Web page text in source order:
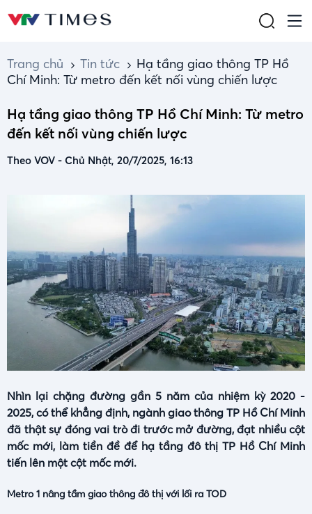
Trang chủ Tin tức
Hạ tầng giao thông TP Hồ
Chí Minh: Từ metro đến kết nối vùng chiến lược
Hạ tầng giao thông TP Hồ Chí Minh: Từ metro
đến kết nối vùng chiến lược
Theo VOV - Chủ Nhật, 20/7/2025, 16:13
Nhìn lại chặng đường gần 5 năm của nhiệm kỳ 2020 -
2025, có thể khẳng định, ngành giao thông TP Hồ Chí Minh
đã thật sự đóng vai trò đi trước mở đường, đạt nhiều cột
mốc mới, làm tiền đề để hạ tầng đô thị TP Hồ Chí Minh
tiến lên một cột mốc mới.
Metro 1 nâng tầm giao thông đô thị với lối ra TOD